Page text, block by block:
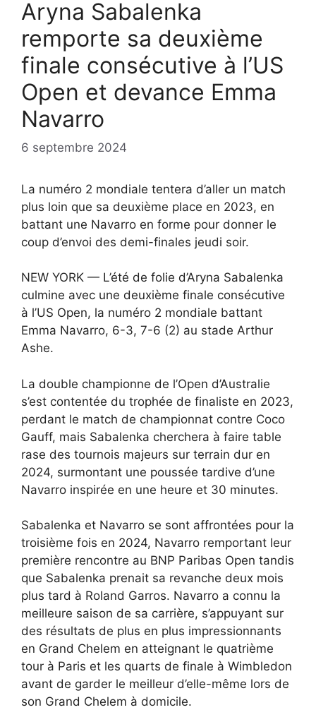
Aryna Sabalenka
remporte sa deuxième
finale consécutive à l’US
Open et devance Emma
Navarro
6 septembre 2024
La numéro 2 mondiale tentera d’aller un match
plus loin que sa deuxième place en 2023, en
battant une Navarro en forme pour donner le
coup d’envoi des demi-finales jeudi soir.
NEW YORK — L’été de folie d’Aryna Sabalenka
culmine avec une deuxième finale consécutive
à l’US Open, la numéro 2 mondiale battant
Emma Navarro, 6-3, 7-6 (2) au stade Arthur
Ashe.
La double championne de l’Open d’Australie
s’est contentée du trophée de finaliste en 2023,
perdant le match de championnat contre Coco
Gauff, mais Sabalenka cherchera à faire table
rase des tournois majeurs sur terrain dur en
2024, surmontant une poussée tardive d’une
Navarro inspirée en une heure et 30 minutes.
Sabalenka et Navarro se sont affrontées pour la
troisième fois en 2024, Navarro remportant leur
première rencontre au BNP Paribas Open tandis
que Sabalenka prenait sa revanche deux mois
plus tard à Roland Garros. Navarro a connu la
meilleure saison de sa carrière, s’appuyant sur
des résultats de plus en plus impressionnants
en Grand Chelem en atteignant le quatrième
tour à Paris et les quarts de finale à Wimbledon
avant de garder le meilleur d’elle-même lors de
son Grand Chelem à domicile.